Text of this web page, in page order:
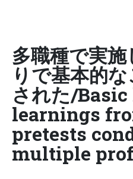
多職種で実施
りで基本的
された/
learnings
pretests
multiple